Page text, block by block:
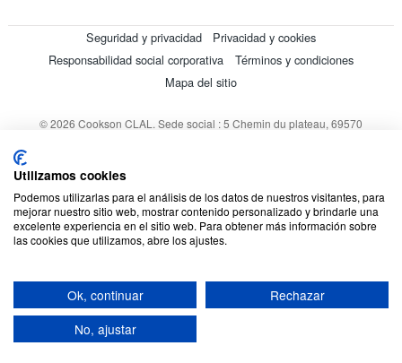
Seguridad y privacidad
Privacidad y cookies
Responsabilidad social corporativa
Términos y condiciones
Mapa del sitio
© 2026 Cookson CLAL. Sede social : 5 Chemin du plateau, 69570
Utilizamos cookies
Podemos utilizarlas para el análisis de los datos de nuestros visitantes, para
mejorar nuestro sitio web, mostrar contenido personalizado y brindarle una
excelente experiencia en el sitio web. Para obtener más información sobre
las cookies que utilizamos, abre los ajustes.
Ok, continuar
Rechazar
No, ajustar